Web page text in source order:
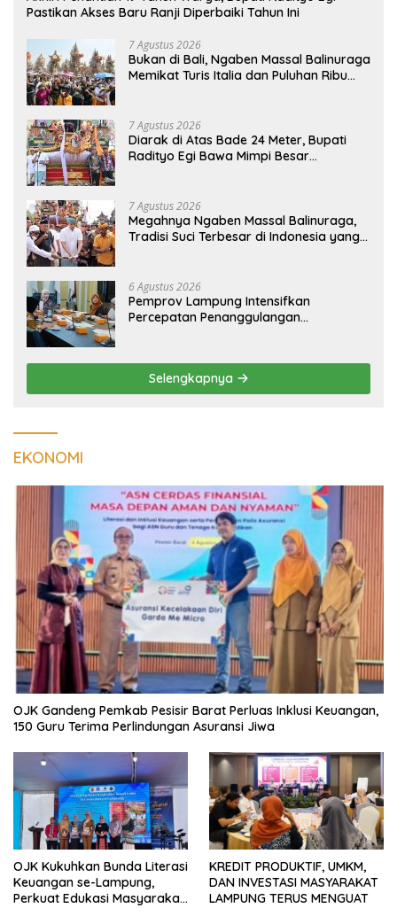
Pastikan Akses Baru Ranji Diperbaiki Tahun Ini
7 Agustus 2026
Bukan di Bali, Ngaben Massal Balinuraga
Memikat Turis Italia dan Puluhan Ribu
7 Agustus 2026
Diarak di Atas Bade 24 Meter, Bupati
Radityo Egi Bawa Mimpi Besar
7 Agustus 2026
Megahnya Ngaben Massal Balinuraga,
Tradisi Suci Terbesar di Indonesia yang
6 Agustus 2026
Pemprov Lampung Intensifkan
Percepatan Penanggulangan
Selengkapnya
EKONOMI
OJK Gandeng Pemkab Pesisir Barat Perluas Inklusi Keuangan,
150 Guru Terima Perlindungan Asuransi Jiwa
OJK Kukuhkan Bunda Literasi
Keuangan se-Lampung,
Perkuat Edukasi Masyarakat
KREDIT PRODUKTIF, UMKM,
DAN INVESTASI MASYARAKAT
LAMPUNG TERUS MENGUAT